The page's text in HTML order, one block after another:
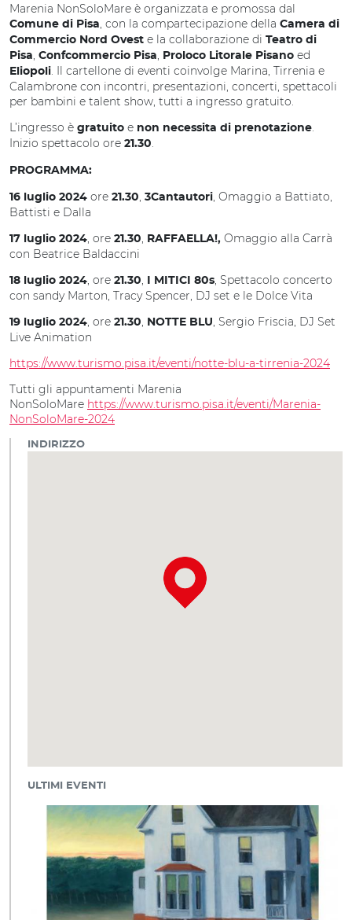
Marenia NonSoloMare è organizzata e promossa dal
Comune di Pisa, con la compartecipazione della Camera di
Commercio Nord Ovest e la collaborazione di Teatro di
Pisa, Confcommercio Pisa, Proloco Litorale Pisano ed
Eliopoli. Il cartellone di eventi coinvolge Marina, Tirrenia e
Calambrone con incontri, presentazioni, concerti, spettacoli
per bambini e talent show, tutti a ingresso gratuito.
L’ingresso è gratuito e non necessita di prenotazione.
Inizio spettacolo ore 21.30.
PROGRAMMA:
16 luglio 2024 ore 21.30, 3Cantautori, Omaggio a Battiato,
Battisti e Dalla
17 luglio 2024, ore 21.30, RAFFAELLA!, Omaggio alla Carrà
con Beatrice Baldaccini
18 luglio 2024, ore 21.30, I MITICI 80s, Spettacolo concerto
con sandy Marton, Tracy Spencer, DJ set e le Dolce Vita
19 luglio 2024, ore 21.30, NOTTE BLU, Sergio Friscia, DJ Set
Live Animation
https://www.turismo.pisa.it/eventi/notte-blu-a-tirrenia-2024
Tutti gli appuntamenti Marenia
NonSoloMare https://www.turismo.pisa.it/eventi/Marenia-
NonSoloMare-2024
INDIRIZZO
ULTIMI EVENTI